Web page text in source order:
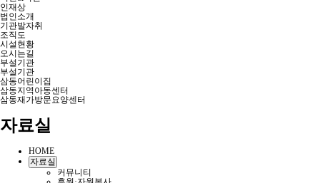
인재상
법인소개
기관발자취
조직도
시설현황
오시는길
부설기관
부설기관
삼동어린이집
삼동지역아동센터
삼동재가방문요양센터
자료실
HOME
자료실
커뮤니티